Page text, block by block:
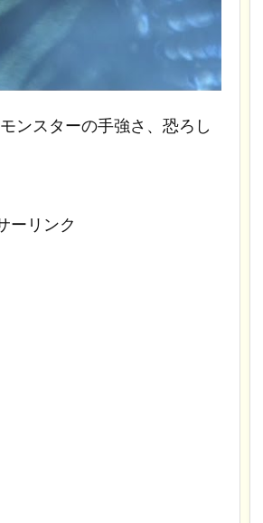
ンスターの手強さ、恐ろし
ーリンク